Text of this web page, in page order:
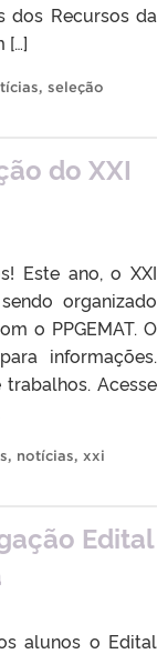
dos Recursos da
[…]
, seleção
do XXI
Este ano, o XXI
organizado
o PPGEMAT. O
informações.
Acesse
, notícias, xxi
Edital
alunos o Edital